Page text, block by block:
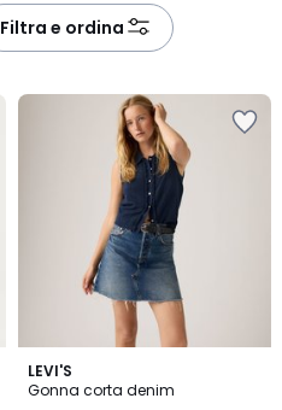
à
gauche
Filtra e ordina
LEVI'S
Gonna corta denim
4.8
/ 5
2
Colori